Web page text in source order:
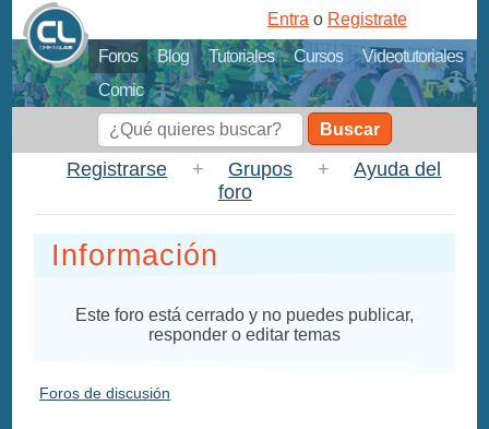
Foros Blog Tutoriales Cursos
Videotutoriales
Comic
Entra o Registrate
Buscar
Registrarse + Grupos +
Ayuda del
foro
Información
Este foro está cerrado y no puedes publicar,
responder o editar temas
Foros de discusión